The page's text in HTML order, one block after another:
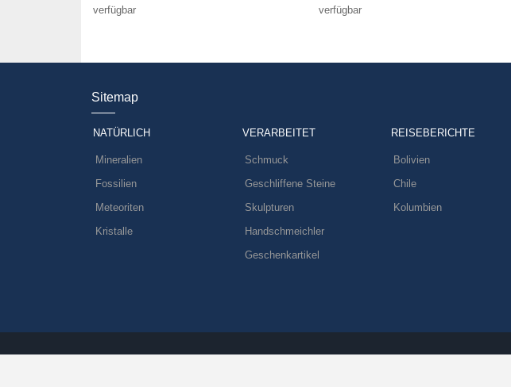
verfügbar
verfügbar
Sitemap
NATÜRLICH
Mineralien
Fossilien
Meteoriten
Kristalle
VERARBEITET
Schmuck
Geschliffene Steine
Skulpturen
Handschmeichler
Geschenkartikel
REISEBERICHTE
Bolivien
Chile
Kolumbien